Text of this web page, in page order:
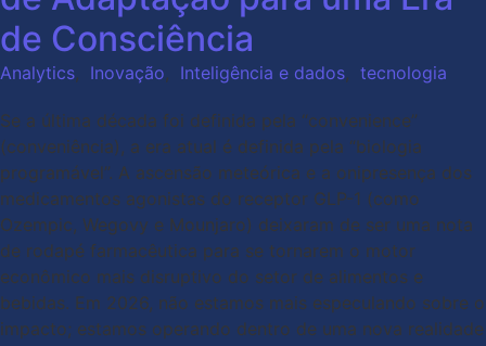
de Consciência
Analytics, Inovação, Inteligência e dados, tecnologia
Se a última década foi definida pela “convenience”
(conveniência), a era atual é definida pela “biologia
programável”. A ascensão meteórica e a onipresença dos
medicamentos agonistas do receptor GLP-1 (como
Ozempic, Wegovy e Mounjaro) deixaram de ser uma nota
de rodapé farmacêutica para se tornarem o motor
econômico mais disruptivo do setor de alimentos e
bebidas. Em 2026, não estamos mais especulando sobre o
impacto; estamos operando dentro de uma nova realidade